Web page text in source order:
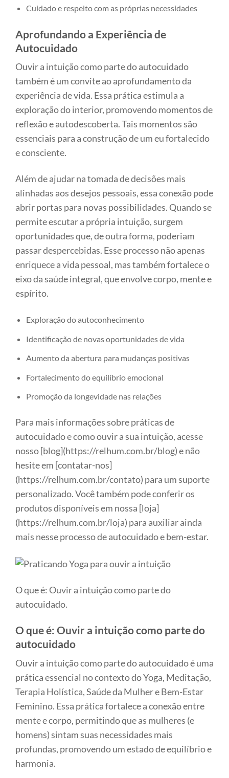
Cuidado e respeito com as próprias necessidades
Aprofundando a Experiência de
Autocuidado
Ouvir a intuição como parte do autocuidado
também é um convite ao aprofundamento da
experiência de vida. Essa prática estimula a
exploração do interior, promovendo momentos de
reflexão e autodescoberta. Tais momentos são
essenciais para a construção de um eu fortalecido
e consciente.
Além de ajudar na tomada de decisões mais
alinhadas aos desejos pessoais, essa conexão pode
abrir portas para novas possibilidades. Quando se
permite escutar a própria intuição, surgem
oportunidades que, de outra forma, poderiam
passar despercebidas. Esse processo não apenas
enriquece a vida pessoal, mas também fortalece o
eixo da saúde integral, que envolve corpo, mente e
espírito.
Exploração do autoconhecimento
Identificação de novas oportunidades de vida
Aumento da abertura para mudanças positivas
Fortalecimento do equilíbrio emocional
Promoção da longevidade nas relações
Para mais informações sobre práticas de
autocuidado e como ouvir a sua intuição, acesse
nosso [blog](https://relhum.com.br/blog) e não
hesite em [contatar-nos]
(https://relhum.com.br/contato) para um suporte
personalizado. Você também pode conferir os
produtos disponíveis em nossa [loja]
(https://relhum.com.br/loja) para auxiliar ainda
mais nesse processo de autocuidado e bem-estar.
O que é: Ouvir a intuição como parte do
autocuidado.
O que é: Ouvir a intuição como parte do
autocuidado
Ouvir a intuição como parte do autocuidado é uma
prática essencial no contexto do Yoga, Meditação,
Terapia Holística, Saúde da Mulher e Bem-Estar
Feminino. Essa prática fortalece a conexão entre
mente e corpo, permitindo que as mulheres (e
homens) sintam suas necessidades mais
profundas, promovendo um estado de equilíbrio e
harmonia.